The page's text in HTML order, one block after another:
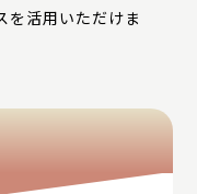
を活用いただけま